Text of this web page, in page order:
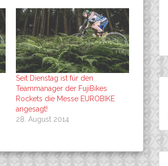
Seit Dienstag ist für den
Teammanager der FujiBikes
Rockets die Messe EUROBIKE
angesagt!
28. August 2014